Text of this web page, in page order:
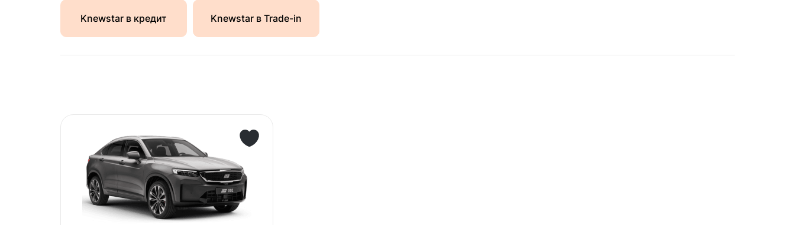
Knewstar в кредит Knewstar в Trade-in